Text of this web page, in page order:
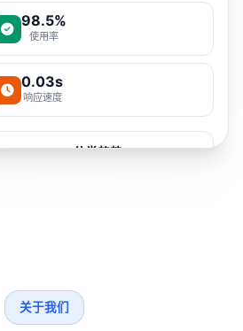
98.5%
使用率
0.03s
响应速度
分类趋势
关于我们